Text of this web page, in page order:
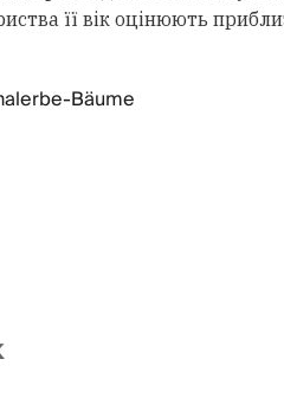
її вік оцінюють
Bäume